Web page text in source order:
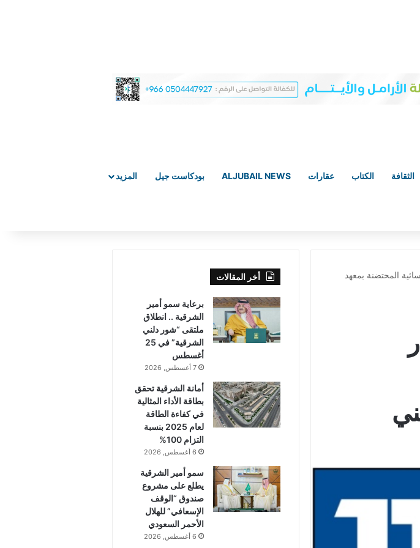
الثقافة الكتاب عقارات ALJUBAIL NEWS بودكاست جيل المزيد
المحتضنة بمعهد
أخر المقالات
برعاية سمو أمير
الشرقية .. انطلاق
ملتقى “شور دلني
الشرقية” في 25
أغسطس
7 أغسطس, 2026
أمانة الشرقية تحقق
بطاقة الأداء المثالية
في كفاءة الطاقة
لعام 2025 بنسبة
التزام 100%
6 أغسطس, 2026
سمو أمير الشرقية
يطلع على مشروع
صندوق “الوقف
الإسعافي” للهلال
الأحمر السعودي
6 أغسطس, 2026